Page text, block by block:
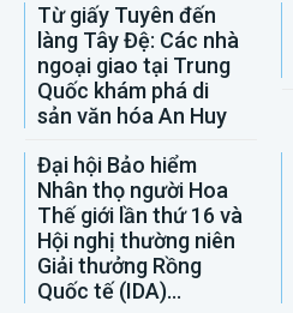
Từ giấy Tuyên đến
làng Tây Đệ: Các nhà
ngoại giao tại Trung
Quốc khám phá di
sản văn hóa An Huy
Đại hội Bảo hiểm
Nhân thọ người Hoa
Thế giới lần thứ 16 và
Hội nghị thường niên
Giải thưởng Rồng
Quốc tế (IDA)...